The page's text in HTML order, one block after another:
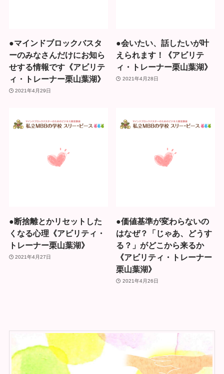
●マインドブロックバスタ
ーのみなさんだけにお知ら
せする情報です《アビリテ
ィ・トレーナー栗山葉湖》
2021年4月29日
●会いたい、話したいが叶
えられます！《アビリテ
ィ・トレーナー栗山葉湖》
2021年4月28日
●断捨離とかリセットした
くなる心理《アビリティ・
トレーナー栗山葉湖》
2021年4月27日
●価値基準が変わらないの
はなぜ？「じゃあ、どうす
る？」がどこから来るか
《アビリティ・トレーナー
栗山葉湖》
2021年4月26日